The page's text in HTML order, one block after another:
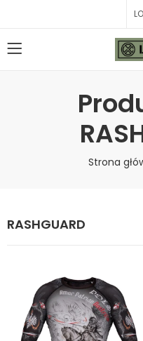
Strona
RASHGUARD